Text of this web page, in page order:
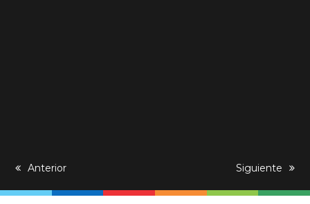
previous
Anterior
next
Siguiente